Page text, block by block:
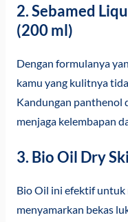
2. Sebamed
(200 ml)
Dengan formulanya
kamu yang kulitnya
Kandungan panthenol
menjaga kelembapan
3. Bio Oil Dry
Bio Oil ini efektif
menyamarkan bekas